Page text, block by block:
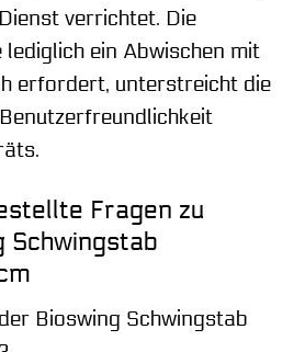
verrichtet. Die
lediglich ein Abwischen mit
erfordert, unterstreicht die
Fragen zu
Schwingstab
Bioswing Schwingstab